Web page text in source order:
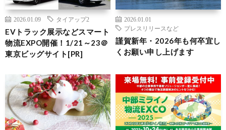
2026.01.09 タイアップ2
EVトラック展示などスマート
物流EXPO開催！1/21～23＠
東京ビッグサイト[PR]
2026.01.01
プレスリリースなど
謹賀新年・2026年も何卒宜し
くお願い申し上げます